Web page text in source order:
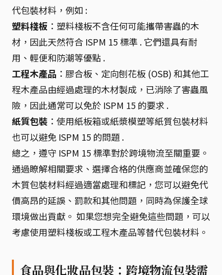
代包裝材料，例如 :
塑料棧板 ：塑料棧板不含任何可能攜帶害蟲的木
材，因此天然符合 ISPM 15 標準 . 它們還具有耐
用、輕便和防潮等優點 .
工程木產品 ：膠合板、定向刨花板 (OSB) 和其他工
程木產品由經過處理的木材製成，已消除了害蟲風
險，因此通常可以免於 ISPM 15 的要求 .
紙質包裝 ：使用紙板箱或紙漿模塑等紙質包裝材料
也可以避免 ISPM 15 的問題 .
總之，遵守 ISPM 15 標準對於跨境物流至關重要。
通過瞭解相關要求、選擇合格的供應商並確保您的
木質包裝材料經過適當處理和標記，您可以避免代
價高昂的延誤、罰款和其他問題，同時為保護全球
環境做出貢獻。 如果您想完全避免這些問題，可以
考慮使用塑料棧板或工程木產品等替代包裝材料。
食品與化妝品包裝：跨境物流包裝需